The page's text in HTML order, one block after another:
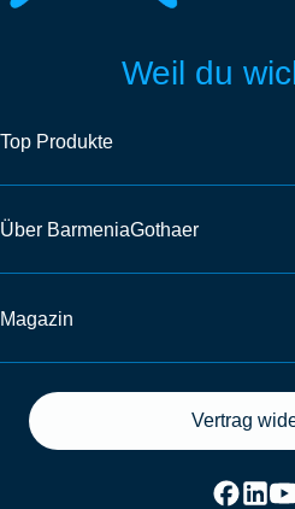
Weil du
Top Produkte
Über BarmeniaGothaer
Magazin
Vertrag